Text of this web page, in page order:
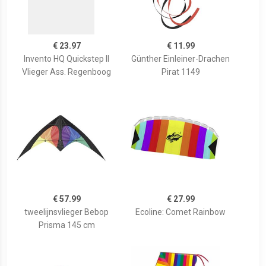
€ 23.97
Invento HQ Quickstep II
Vlieger Ass. Regenboog
€ 11.99
Günther Einleiner-Drachen
Pirat 1149
€ 57.99
tweelijnsvlieger Bebop
Prisma 145 cm
€ 27.99
Ecoline: Comet Rainbow